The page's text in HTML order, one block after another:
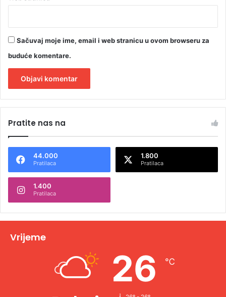
Sačuvaj moje ime, email i web stranicu u ovom browseru za
buduće komentare.
t
n
t
v
Pratite nas na
44.000
Pratilaca
1.800
Pratilaca
1.400
Pratilaca
Vrijeme
26 ℃